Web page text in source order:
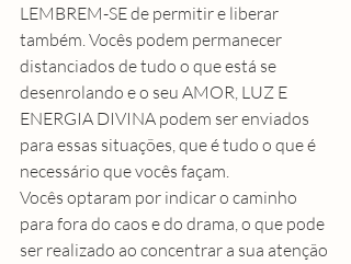
LEMBREM-SE de permitir e liberar
também. Vocês podem permanecer
distanciados de tudo o que está se
desenrolando e o seu AMOR, LUZ E
ENERGIA DIVINA podem ser enviados
para essas situações, que é tudo o que é
necessário que vocês façam.
Vocês optaram por indicar o caminho
para fora do caos e do drama, o que pode
ser realizado ao concentrar a sua atenção